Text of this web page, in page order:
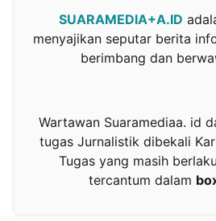
SUARAMEDIA+A.ID
menyajikan seputar berita
berimbang dan
Wartawan Suaramediaa. id
tugas Jurnalistik dibekali
Tugas yang masih
tercantum dalam